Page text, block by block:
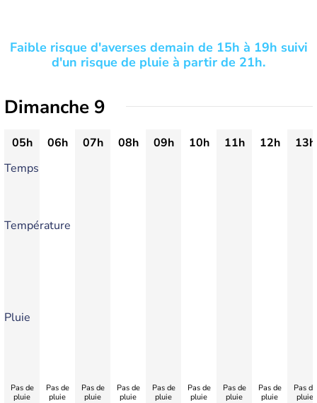
Faible risque d'averses demain de 15h à 19h suivi
d'un risque de pluie à partir de 21h.
Dimanche 9
05h 06h 07h 08h 09h 10h 11h 12h
13h
Temps
Température
Pluie
Pas de
pluie
Pas de
pluie
Pas de
pluie
Pas de
pluie
Pas de
pluie
Pas de
pluie
Pas de
pluie
Pas de
pluie
Pas de
pluie